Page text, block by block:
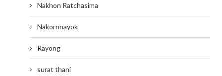
Nakhon Ratchasima
Nakornnayok
Rayong
surat thani